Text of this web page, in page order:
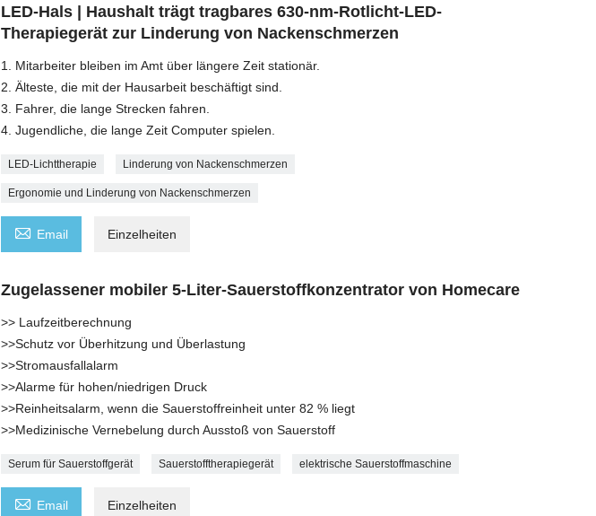
LED-Hals | Haushalt trägt tragbares 630-nm-Rotlicht-LED-
Therapiegerät zur Linderung von Nackenschmerzen
1. Mitarbeiter bleiben im Amt über längere Zeit stationär.
2. Älteste, die mit der Hausarbeit beschäftigt sind.
3. Fahrer, die lange Strecken fahren.
4. Jugendliche, die lange Zeit Computer spielen.
LED-Lichttherapie Linderung von Nackenschmerzen
Ergonomie und Linderung von Nackenschmerzen
 Email Einzelheiten
Zugelassener mobiler 5-Liter-Sauerstoffkonzentrator von Homecare
>> Laufzeitberechnung
>>Schutz vor Überhitzung und Überlastung
>>Stromausfallalarm
>>Alarme für hohen/niedrigen Druck
>>Reinheitsalarm, wenn die Sauerstoffreinheit unter 82 % liegt
>>Medizinische Vernebelung durch Ausstoß von Sauerstoff
Serum für Sauerstoffgerät Sauerstofftherapiegerät elektrische Sauerstoffmaschine
 Email Einzelheiten